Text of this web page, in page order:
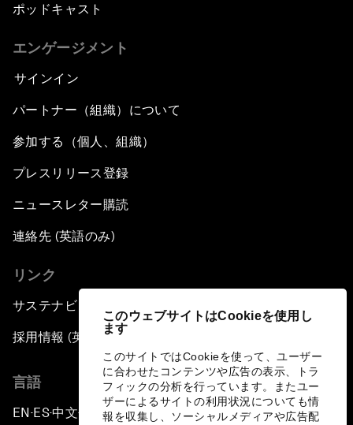
このウェブサイトはCookieを使用し
ます
このサイトではCookieを使って、ユーザー
に合わせたコンテンツや広告の表示、トラ
フィックの分析を行っています。またユー
ザーによるサイトの利用状況についても情
報を収集し、ソーシャルメディアや広告配
ポッドキャスト
エンゲージメント
サインイン
パートナー（組織）について
参加する（個人、組織）
プレスリリース登録
ニュースレター購読
連絡先 (英語のみ)
リンク
サステナビリティへの取り組み
採用情報 (英語のみ)
言語
EN ▪ES▪中文▪ 日本語